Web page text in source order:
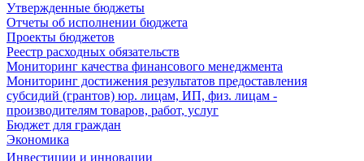
Утвержденные бюджеты
Отчеты об исполнении бюджета
Проекты бюджетов
Реестр расходных обязательств
Мониторинг качества финансового менеджмента
Мониторинг достижения результатов предоставления
субсидий (грантов) юр. лицам, ИП, физ. лицам -
производителям товаров, работ, услуг
Бюджет для граждан
Экономика
Инвестиции и инновации